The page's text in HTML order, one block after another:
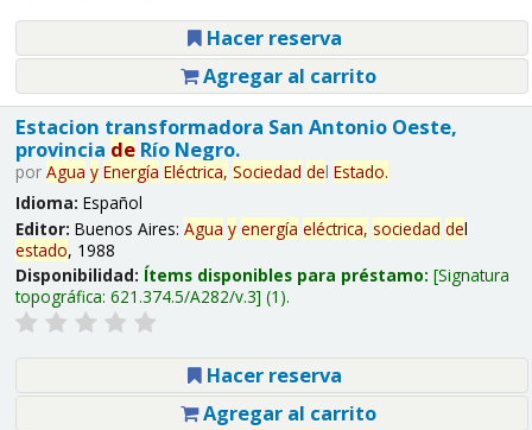
Hacer reserva
Agregar al carrito
Estacion transformadora San Antonio Oeste,
provincia deRío Negro.
por Agua y Energía Eléctrica, Sociedad del Estado.
Idioma: Español
Editor: Buenos Aires: Agua y energía eléctrica, sociedad del
estado, 1988
Disponibilidad: Ítems disponibles para préstamo: Signatura
topográfica: 621.374.5/A282/v.3 (1).
Hacer reserva
Agregar al carrito